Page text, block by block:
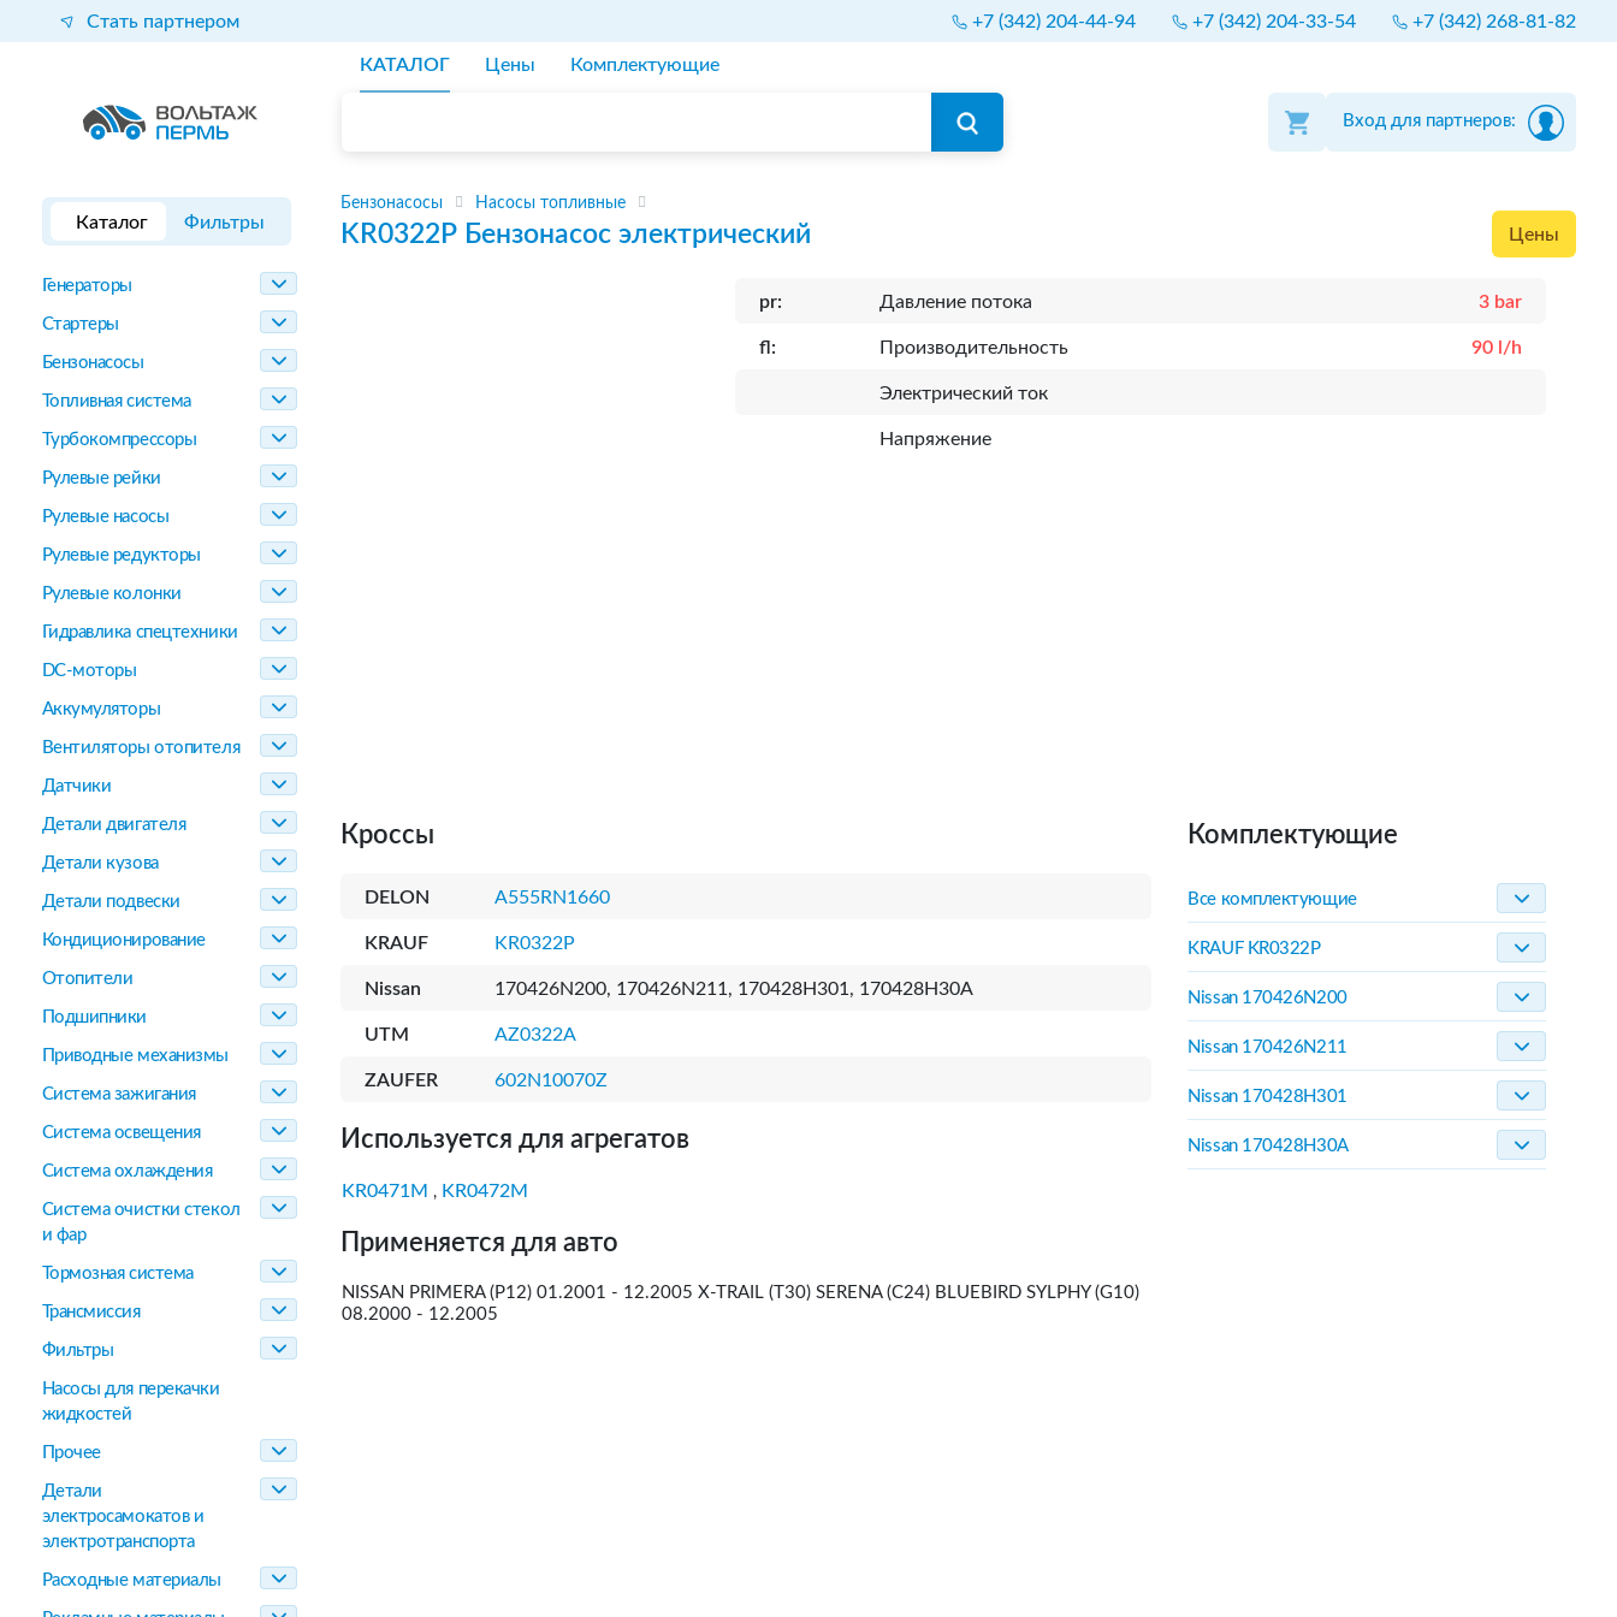
Стать партнером +7 (342) 204-44-94 +7 (342) 204-33-54 +7 (342) 268-81-82
КАТАЛОГ Цены Комплектующие
Вход для партнеров:
Каталог Фильтры
Генераторы
Стартеры
Бензонасосы
Топливная система
Турбокомпрессоры
Рулевые рейки
Рулевые насосы
Рулевые редукторы
Рулевые колонки
Гидравлика спецтехники
DC-моторы
Аккумуляторы
Вентиляторы отопителя
Датчики
Детали двигателя
Детали кузова
Детали подвески
Кондиционирование
Отопители
Подшипники
Приводные механизмы
Система зажигания
Система освещения
Система охлаждения
Система очистки стекол
и фар
Тормозная система
Трансмиссия
Фильтры
Насосы для перекачки
жидкостей
Прочее
Детали
электросамокатов и
электротранспорта
Расходные материалы
Бензонасосы Насосы топливные
KR0322P Бензонасос электрический Цены
pr: Давление потока 3 bar
fl: Производительность 90 l/h
Электрический ток
Напряжение
Кроссы
DELON A555RN1660
KRAUF KR0322P
Nissan 170426N200, 170426N211, 170428H301, 170428H30A
UTM AZ0322A
ZAUFER 602N10070Z
Используется для агрегатов
KR0471M , KR0472M
Применяется для авто
NISSAN PRIMERA (P12) 01.2001 - 12.2005 X-TRAIL (T30) SERENA (C24) BLUEBIRD SYLPHY (G10)
08.2000 - 12.2005
Комплектующие
Все комплектующие
KRAUF KR0322P
Nissan 170426N200
Nissan 170426N211
Nissan 170428H301
Nissan 170428H30A